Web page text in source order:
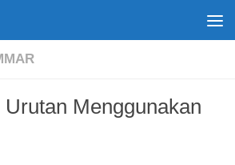
Menggunakan